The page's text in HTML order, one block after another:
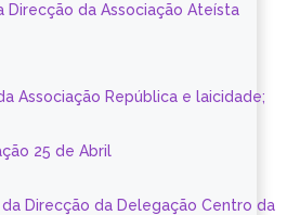
Direcção da Associação Ateísta
Associação República e laicidade;
25 de Abril
Direcção da Delegação Centro da